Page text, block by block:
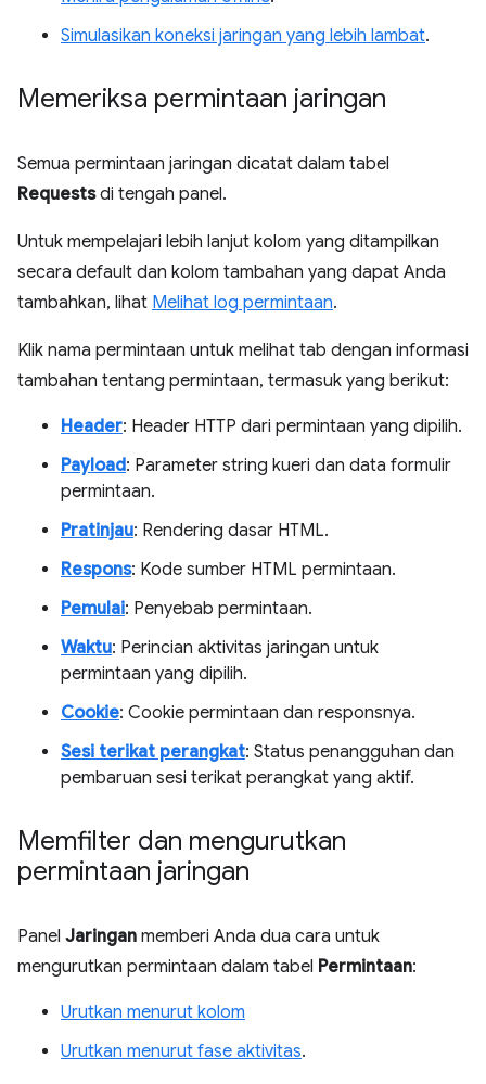
Simulasikan koneksi jaringan yang lebih lambat.
Memeriksa permintaan jaringan
Semua permintaan jaringan dicatat dalam tabel
Requestsdi tengah panel.
Untuk mempelajari lebih lanjut kolom yang ditampilkan
secara default dan kolom tambahan yang dapat Anda
tambahkan, lihat Melihat log permintaan.
Klik nama permintaan untuk melihat tab dengan informasi
tambahan tentang permintaan, termasuk yang berikut:
Header: Header HTTP dari permintaan yang dipilih.
Payload: Parameter string kueri dan data formulir
permintaan.
Pratinjau: Rendering dasar HTML.
Respons: Kode sumber HTML permintaan.
Pemulai: Penyebab permintaan.
Waktu: Perincian aktivitas jaringan untuk
permintaan yang dipilih.
Cookie: Cookie permintaan dan responsnya.
Sesi terikat perangkat: Status penangguhan dan
pembaruan sesi terikat perangkat yang aktif.
Memfilter dan mengurutkan
permintaan jaringan
Panel Jaringan memberi Anda dua cara untuk
mengurutkan permintaan dalam tabel Permintaan:
Urutkan menurut kolom
Urutkan menurut fase aktivitas.